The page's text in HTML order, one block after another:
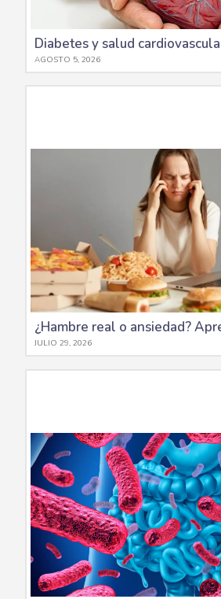
AGOSTO 5, 2026
JULIO 29, 2026